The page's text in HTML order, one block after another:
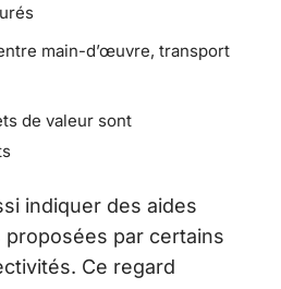
main-d’œuvre, transport
de valeur sont
indiquer des aides
par certains
Ce regard